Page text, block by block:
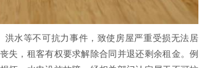
水等不可抗力事件，致使房屋严重受损无法居
失，租客有权要求解除合同并退还剩余租金。例